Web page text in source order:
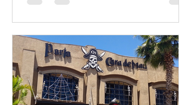
diários. Em Cachoeirinha, a 10 minutos
de Porto Alegre, a pizza deixou de ser
apenas pizza para se transformar em
experiência sensorial. Em O Mundo
Fantástico das Pizzas, tradição e
ousadia se encontram em um rodízio